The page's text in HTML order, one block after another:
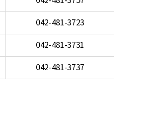
042-481-3723
042-481-3731
042-481-3737